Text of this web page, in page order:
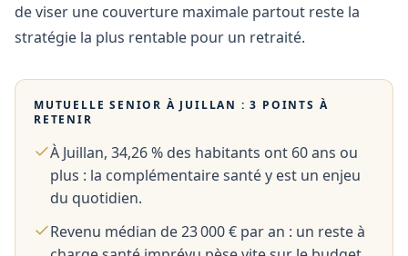
de viser une couverture maximale partout reste la
stratégie la plus rentable pour un retraité.
MUTUELLE SENIOR À JUILLAN : 3 POINTS À
RETENIR
À Juillan, 34,26 % des habitants ont 60 ans ou
plus : la complémentaire santé y est un enjeu
du quotidien.
Revenu médian de 23 000 € par an : un reste à